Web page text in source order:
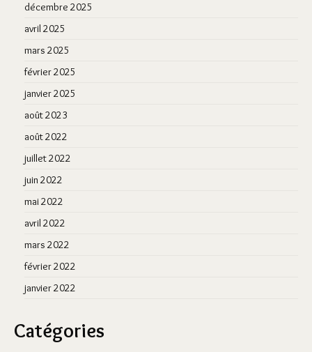
décembre 2025
avril 2025
mars 2025
février 2025
janvier 2025
août 2023
août 2022
juillet 2022
juin 2022
mai 2022
avril 2022
mars 2022
février 2022
janvier 2022
Catégories